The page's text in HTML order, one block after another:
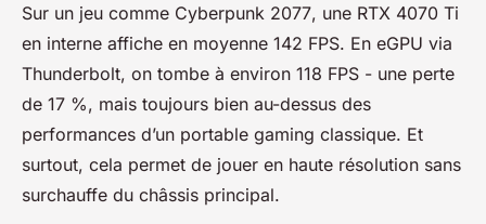
Sur un jeu comme Cyberpunk 2077, une RTX 4070 Ti
en interne affiche en moyenne 142 FPS. En eGPU via
Thunderbolt, on tombe à environ 118 FPS - une perte
de 17 %, mais toujours bien au-dessus des
performances d’un portable gaming classique. Et
surtout, cela permet de jouer en haute résolution sans
surchauffe du châssis principal.